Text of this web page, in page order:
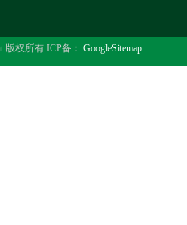
权所有 ICP备： GoogleSitemap